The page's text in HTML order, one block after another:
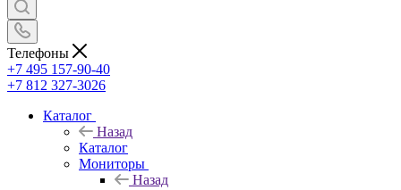
Телефоны
+7 495 157-90-40
+7 812 327-3026
Каталог
Назад
Каталог
Мониторы
Назад